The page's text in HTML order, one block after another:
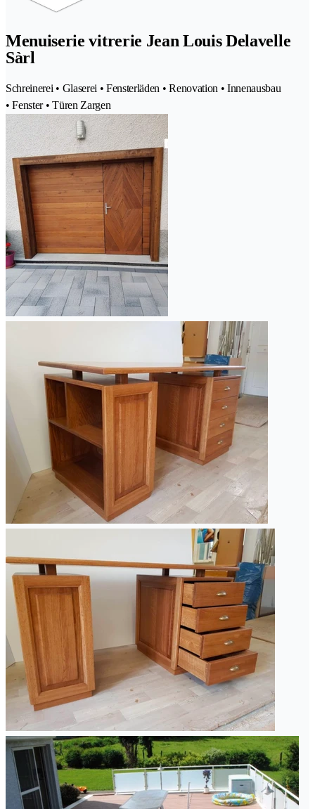
Menuiserie vitrerie Jean Louis Delavelle
Sàrl
Schreinerei • Glaserei • Fensterläden • Renovation • Innenausbau
• Fenster • Türen Zargen